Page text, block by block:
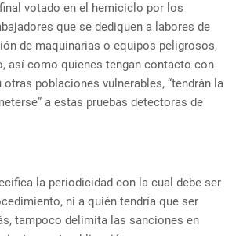
votado en el hemiciclo por los
que se dediquen a labores de
de maquinarias o equipos peligrosos,
así como quienes tengan contacto con
poblaciones vulnerables, “tendrán la
a estas pruebas detectoras de
la periodicidad con la cual debe ser
ni a quién tendría que ser
tampoco delimita las sanciones en